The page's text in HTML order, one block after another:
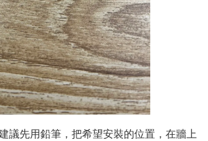
議先用鉛筆，把希望安裝的位置，在牆上